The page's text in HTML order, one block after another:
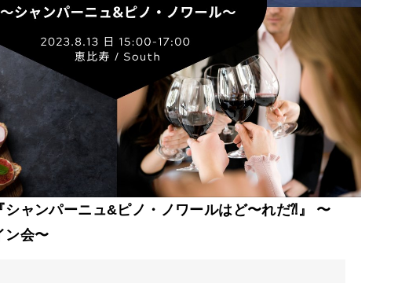
シャンパーニュ&ピノ・ノワールはど〜れだ⁈』 〜
ン会〜